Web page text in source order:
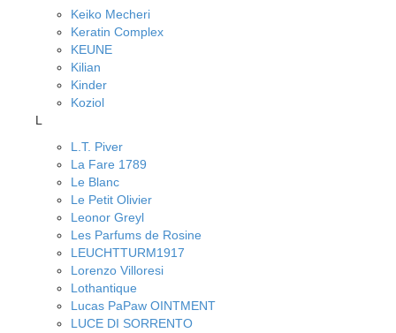
Keiko Mecheri
Keratin Complex
KEUNE
Kilian
Kinder
Koziol
L
L.T. Piver
La Fare 1789
Le Blanc
Le Petit Olivier
Leonor Greyl
Les Parfums de Rosine
LEUCHTTURM1917
Lorenzo Villoresi
Lothantique
Lucas PaPaw OINTMENT
LUCE DI SORRENTO